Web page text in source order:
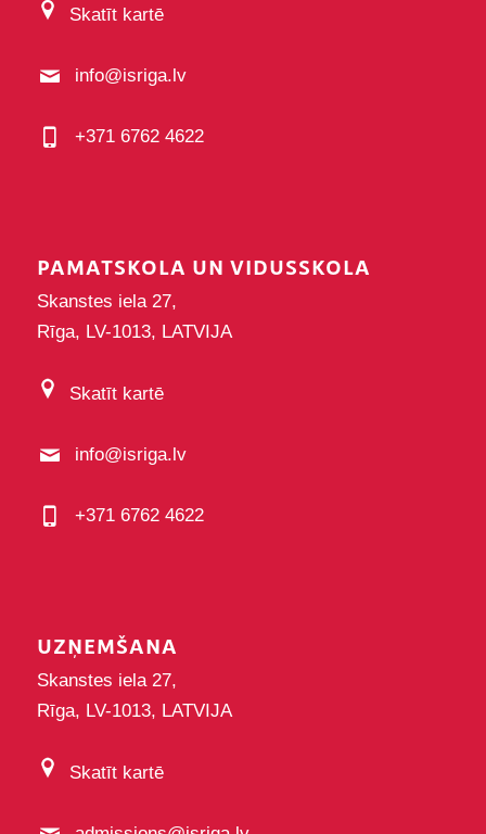
Skatīt kartē
info@isriga.lv
+371 6762 4622
PAMATSKOLA UN VIDUSSKOLA
Skanstes iela 27,
Rīga, LV-1013, LATVIJA
Skatīt kartē
info@isriga.lv
+371 6762 4622
UZŅEMŠANA
Skanstes iela 27,
Rīga, LV-1013, LATVIJA
Skatīt kartē